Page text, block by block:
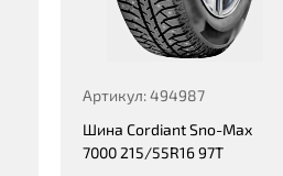
Артикул: 494987
Шина Cordiant Sno-Max
7000 215/55R16 97T